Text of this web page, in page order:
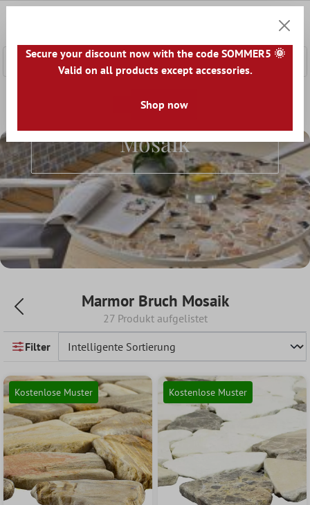
Naturstein Mosaik
Marmor Bruch
Mosaik
Marmor Bruch Mosaik
27 Produkt aufgelistet
Filter
Kostenlose Muster Kostenlose Muster
Secure your discount now with the code SOMMER5 🌞
Valid on all products except accessories.
Shop now